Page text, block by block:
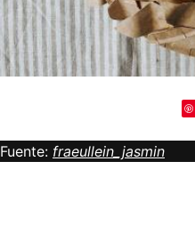
Fuente: fraeullein_jasmin